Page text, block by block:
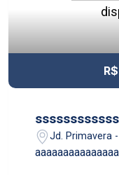
Jd. Primavera